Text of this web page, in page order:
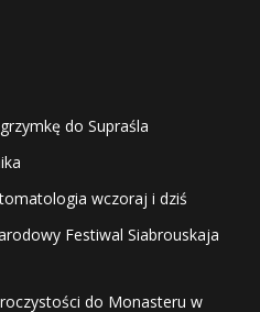
do Supraśla
wczoraj i dziś
Festiwal Siabrouskaja
do Monasteru w